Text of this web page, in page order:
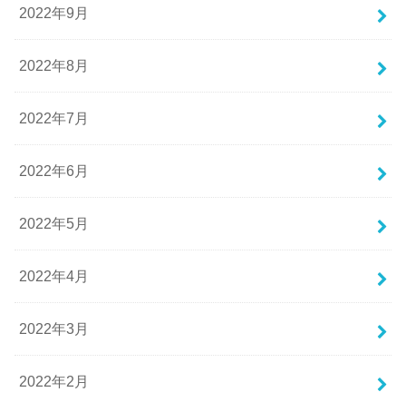
2022年9月
2022年8月
2022年7月
2022年6月
2022年5月
2022年4月
2022年3月
2022年2月